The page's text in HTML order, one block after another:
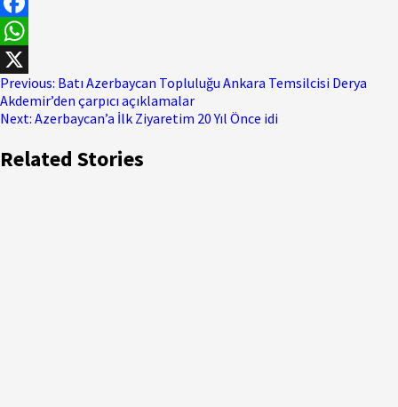
Facebook
WhatsApp
X
Previous: Batı Azerbaycan Topluluğu Ankara Temsilcisi Derya
Akdemir’den çarpıcı açıklamalar
Next: Azerbaycan’a İlk Ziyaretim 20 Yıl Önce idi
Related Stories